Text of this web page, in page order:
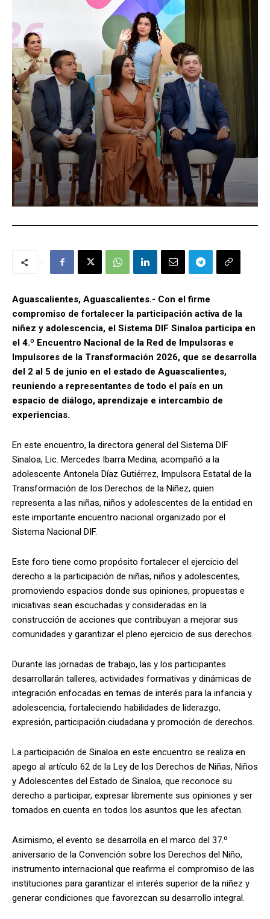
Aguascalientes, Aguascalientes.- Con el firme
compromiso de fortalecer la participación activa de la
niñez y adolescencia, el Sistema DIF Sinaloa participa en
el 4.º Encuentro Nacional de la Red de Impulsoras e
Impulsores de la Transformación 2026, que se desarrolla
del 2 al 5 de junio en el estado de Aguascalientes,
reuniendo a representantes de todo el país en un
espacio de diálogo, aprendizaje e intercambio de
experiencias.
En este encuentro, la directora general del Sistema DIF
Sinaloa, Lic. Mercedes Ibarra Medina, acompañó a la
adolescente Antonela Díaz Gutiérrez, Impulsora Estatal de la
Transformación de los Derechos de la Niñez, quien
representa a las niñas, niños y adolescentes de la entidad en
este importante encuentro nacional organizado por el
Sistema Nacional DIF.
Este foro tiene como propósito fortalecer el ejercicio del
derecho a la participación de niñas, niños y adolescentes,
promoviendo espacios donde sus opiniones, propuestas e
iniciativas sean escuchadas y consideradas en la
construcción de acciones que contribuyan a mejorar sus
comunidades y garantizar el pleno ejercicio de sus derechos.
Durante las jornadas de trabajo, las y los participantes
desarrollarán talleres, actividades formativas y dinámicas de
integración enfocadas en temas de interés para la infancia y
adolescencia, fortaleciendo habilidades de liderazgo,
expresión, participación ciudadana y promoción de derechos.
La participación de Sinaloa en este encuentro se realiza en
apego al artículo 62 de la Ley de los Derechos de Niñas, Niños
y Adolescentes del Estado de Sinaloa, que reconoce su
derecho a participar, expresar libremente sus opiniones y ser
tomados en cuenta en todos los asuntos que les afectan.
Asimismo, el evento se desarrolla en el marco del 37.º
aniversario de la Convención sobre los Derechos del Niño,
instrumento internacional que reafirma el compromiso de las
instituciones para garantizar el interés superior de la niñez y
generar condiciones que favorezcan su desarrollo integral.